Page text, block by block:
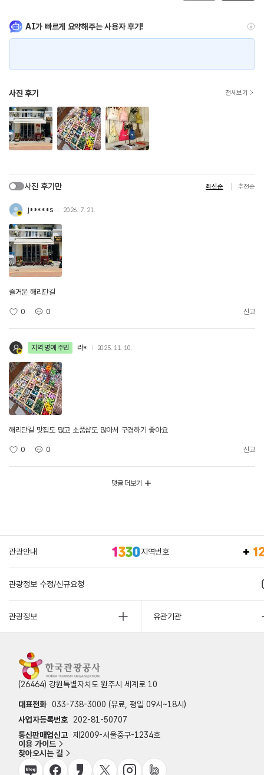
AI가 빠르게 요약해주는 사용자 후기!
사진 후기 전체보기
사진 후기만 최신순 추천순
j*****s 2026. 7. 21.
즐거운 해리단길
0 0 신고
지역 명예 주민 라* 2025. 11. 10.
해리단길 맛집도 많고 소품샵도 많아서 구경하기 좋아요
0 0 신고
댓글 더보기
관광안내 지역번호
관광정보 수정/신규요청
관광정보 유관기관
(26464) 강원특별자치도 원주시 세계로 10
대표전화 033-738-3000 (유료, 평일 09시~18시)
사업자등록번호
202-81-50707
통신판매업신고 제2009-서울중구-1234호
이용 가이드
찾아오시는 길